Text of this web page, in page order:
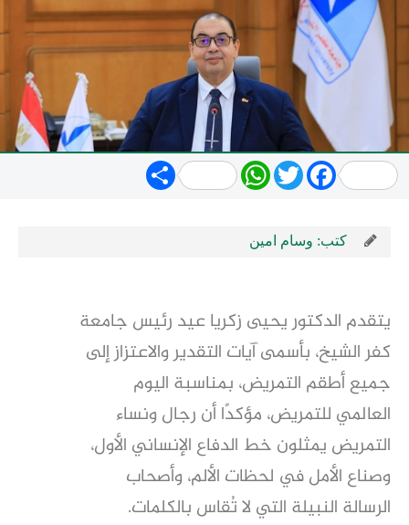
Share WhatsApp
TwitterFacebook
كتب: وسام امين
يتقدم الدكتور يحيى زكريا عيد رئيس جامعة
كفر الشيخ، بأسمى آيات التقدير والاعتزاز إلى
جميع أطقم التمريض، بمناسبة اليوم
العالمي للتمريض، مؤكدًا أن رجال ونساء
التمريض يمثلون خط الدفاع الإنساني الأول،
وصناع الأمل في لحظات الألم، وأصحاب
الرسالة النبيلة التي لا تُقاس بالكلمات.